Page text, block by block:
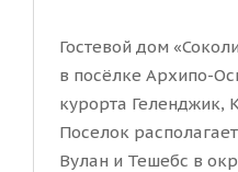
Гостевой дом
в посёлке Архипо-
курорта Геленджик,
Поселок
Вулан и Тешебс в